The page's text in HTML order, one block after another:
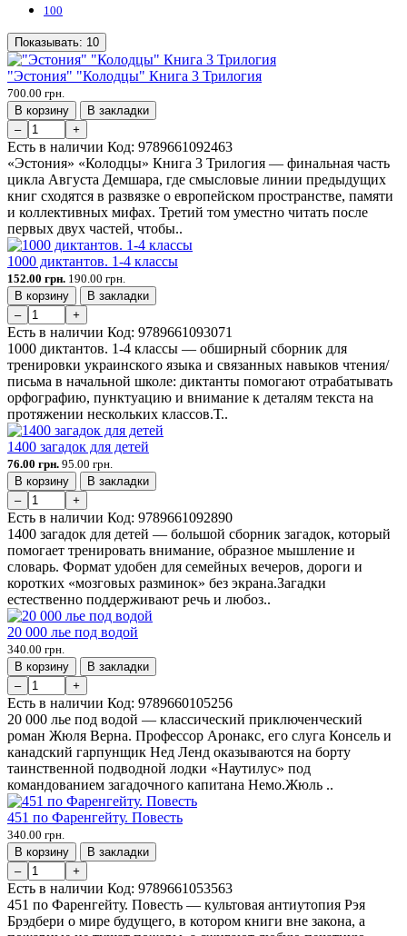
100
Показывать: 10
"Эстония" "Колодцы" Книга 3 Трилогия
700.00 грн.
В корзину
В закладки
–
+
Есть в наличии Код: 9789661092463
«Эстония» «Колодцы» Книга 3 Трилогия — финальная часть
цикла Августа Демшара, где смысловые линии предыдущих
книг сходятся в развязке о европейском пространстве, памяти
и коллективных мифах. Третий том уместно читать после
первых двух частей, чтобы..
1000 диктантов. 1-4 классы
152.00 грн. 190.00 грн.
В корзину
В закладки
–
+
Есть в наличии Код: 9789661093071
1000 диктантов. 1-4 классы — обширный сборник для
тренировки украинского языка и связанных навыков чтения/
письма в начальной школе: диктанты помогают отрабатывать
орфографию, пунктуацию и внимание к деталям текста на
протяжении нескольких классов.Т..
1400 загадок для детей
76.00 грн. 95.00 грн.
В корзину
В закладки
–
+
Есть в наличии Код: 9789661092890
1400 загадок для детей — большой сборник загадок, который
помогает тренировать внимание, образное мышление и
словарь. Формат удобен для семейных вечеров, дороги и
коротких «мозговых разминок» без экрана.Загадки
естественно поддерживают речь и любоз..
20 000 лье под водой
340.00 грн.
В корзину
В закладки
–
+
Есть в наличии Код: 9789660105256
20 000 лье под водой — классический приключенческий
роман Жюля Верна. Профессор Аронакс, его слуга Консель и
канадский гарпунщик Нед Ленд оказываются на борту
таинственной подводной лодки «Наутилус» под
командованием загадочного капитана Немо.Жюль ..
451 по Фаренгейту. Повесть
340.00 грн.
В корзину
В закладки
–
+
Есть в наличии Код: 9789661053563
451 по Фаренгейту. Повесть — культовая антиутопия Рэя
Брэдбери о мире будущего, в котором книги вне закона, а